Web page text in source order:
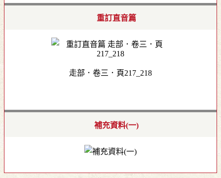
重訂直音篇
走部．卷三．頁217_218
補充資料(一)